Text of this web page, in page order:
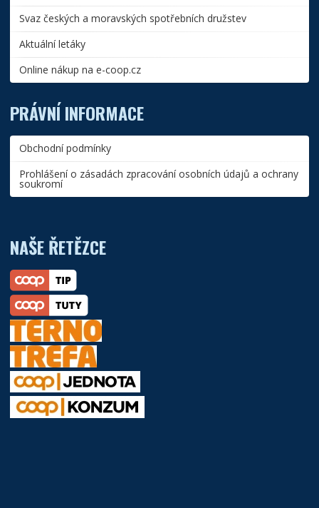
Svaz českých a moravských spotřebních družstev
Aktuální letáky
Online nákup na e-coop.cz
PRÁVNÍ INFORMACE
Obchodní podmínky
Prohlášení o zásadách zpracování osobních údajů a ochrany
soukromí
NAŠE ŘETĚZCE